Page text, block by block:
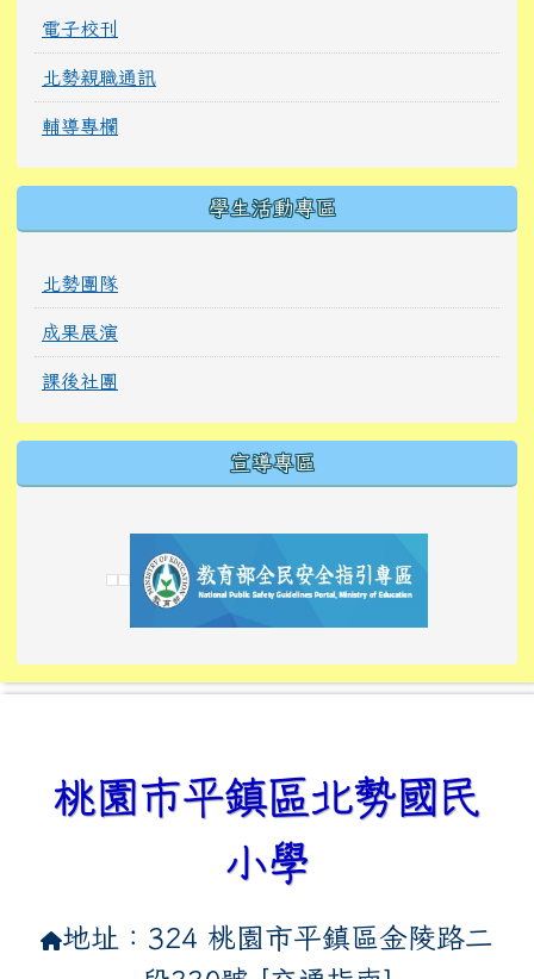
電子校刊
北勢親職通訊
輔導專欄
學生活動專區
北勢團隊
成果展演
課後社團
宣導專區
link to https://
link to https://10000.gov.tw/
link to https://
link to https://10000.gov.tw/
link to https://
link to https://
link to https://i.win.org.tw/
link to https://
link to https://
link to https://
link to https://
桃園市平鎮區北勢國民
小學
地址：324 桃園市平鎮區金陵路二